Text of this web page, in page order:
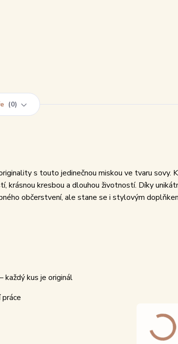
0
s touto jedinečnou miskou ve tvaru sovy.
krásnou kresbou a dlouhou životností. Díky
občerstvení, ale stane se i stylovým
každý kus je originál